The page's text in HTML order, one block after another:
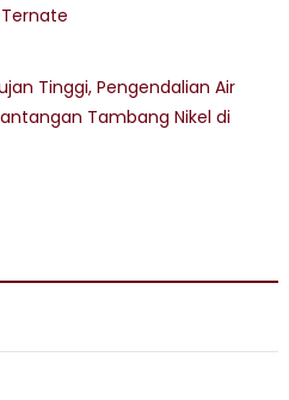
Tinggi, Pengendalian Air
Tambang Nikel di